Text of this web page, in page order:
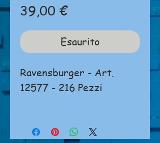
39,00 €Prezzo
Esaurito
Ravensburger - Art.
12577 - 216 Pezzi